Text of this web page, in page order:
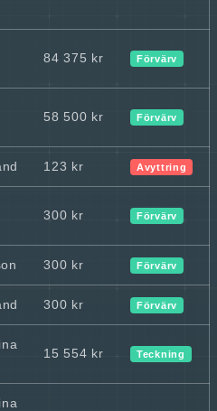
84 375 kr Förvärv
58 500 kr Förvärv
123 kr Avyttring
300 kr Förvärv
300 kr Förvärv
300 kr Förvärv
15 554 kr Teckning